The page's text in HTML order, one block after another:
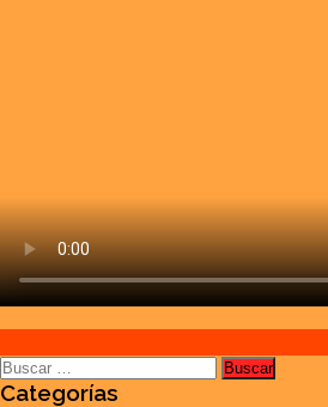
Buscar:
Categorías